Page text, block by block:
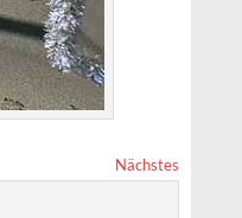
Nächstes